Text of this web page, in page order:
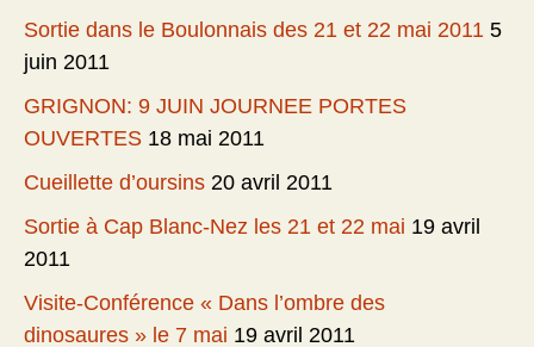
Sortie dans le Boulonnais des 21 et 22 mai 2011 5
juin 2011
GRIGNON: 9 JUIN JOURNEE PORTES
OUVERTES 18 mai 2011
Cueillette d’oursins 20 avril 2011
Sortie à Cap Blanc-Nez les 21 et 22 mai 19 avril
2011
Visite-Conférence « Dans l’ombre des
dinosaures » le 7 mai 19 avril 2011